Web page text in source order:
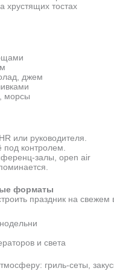
хрустящих тостах
джем
морсы
или руководителя.
контролем.
залы, open air
форматы
праздник на
и света
гриль-сеты,